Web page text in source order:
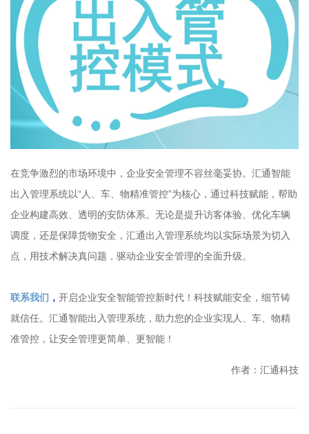
在竞争激烈的市场环境中，企业安全管理不容丝毫妥协。汇通智能
出入管理系统以“人、车、物精准管控”为核心，通过科技赋能，帮助
企业构建高效、透明的安防体系。无论是提升访客体验、优化车辆
调度，还是保障货物安全，汇通出入管理系统均以实际场景为切入
点，用技术解决真问题，驱动企业安全管理的全面升级。
联系我们 ， 开启企业安全智能管控新时代！科技赋能安全，细节铸
就信任。汇通智能出入管理系统，助力您的企业实现人、车、物精
准管控，让安全管理更简单、更智能！
作者：汇通科技